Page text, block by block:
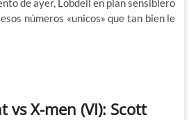
de ayer, Lobdell en plan sensiblero
números «unicos» que tan bien le
vs X-men (VI): Scott